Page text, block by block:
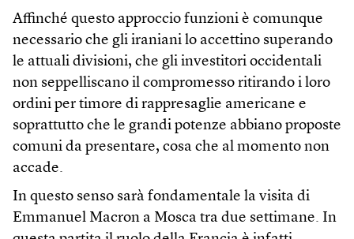
Affinché questo approccio funzioni è comunque
necessario che gli iraniani lo accettino superando
le attuali divisioni, che gli investitori occidentali
non seppelliscano il compromesso ritirando i loro
ordini per timore di rappresaglie americane e
soprattutto che le grandi potenze abbiano proposte
comuni da presentare, cosa che al momento non
accade.
In questo senso sarà fondamentale la visita di
Emmanuel Macron a Mosca tra due settimane. In